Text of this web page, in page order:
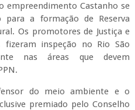
empreendimento Castanho se
para a formação de Reserva
Os promotores de Justiça e
inspeção no Rio São
nas áreas que devem
do meio ambiente e o
premiado pelo Conselho